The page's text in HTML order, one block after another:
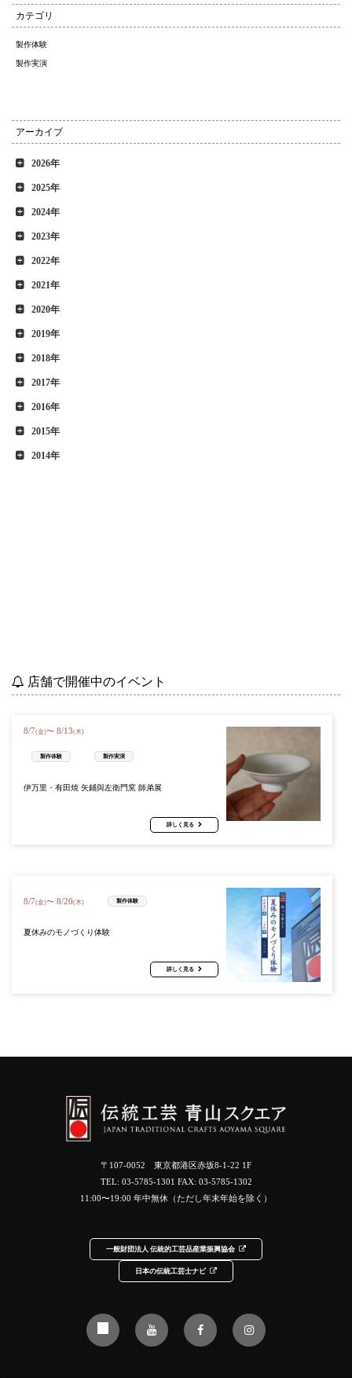
カテゴリ
製作体験
製作実演
アーカイブ
2026年
2025年
2024年
2023年
2022年
2021年
2020年
2019年
2018年
2017年
2016年
2015年
2014年
店舗で開催中のイベント
8/7(金)〜 8/13(木)
製作体験 製作実演
伊万里・有田焼 矢鋪與左衛門窯 師弟展
詳しく見る
8/7(金)〜 8/20(木) 製作体験
夏休みのモノづくり体験
詳しく見る
〒107-0052 東京都港区赤坂8-1-22 1F
TEL: 03-5785-1301 FAX: 03-5785-1302
11:00〜19:00 年中無休（ただし年末年始を除く）
一般財団法人 伝統的工芸品産業振興協会
日本の伝統工芸士ナビ